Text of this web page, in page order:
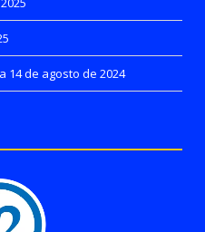
14 de agosto de 2024